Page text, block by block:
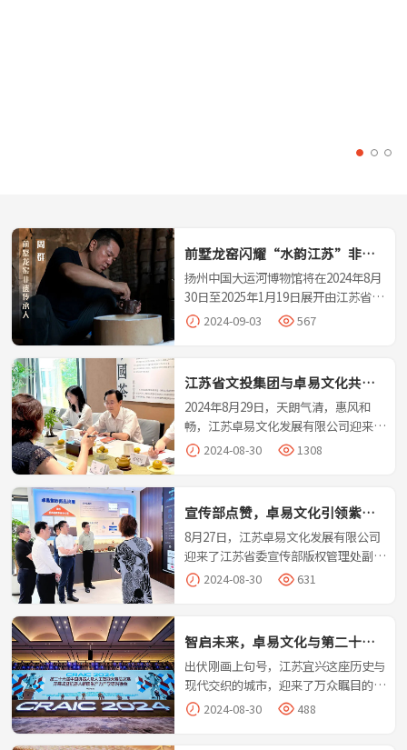
前墅龙窑闪耀“水韵江苏”非遗
季，千年窑火续新章
扬州中国大运河博物馆将在2024年8月
30日至2025年1月19日展开由江苏省文
化和旅游厅主办，扬州中国大运河博物
季活动，前墅龙窑将开展为期10天的非
遗盛宴。
2024-09-03 567
江苏省文投集团与卓易文化共绘
文化产业新蓝图
2024年8月29日，天朗气清，惠风和
畅，江苏卓易文化发展有限公司迎来了
省文投集团副总经理、党委委员兼省大
伟民的调研，卓易文化总经理王吉全程
接待。此次调研，不仅是对卓易文化日
常运营的深入考察，更是对其核心项目
如紫·砂易等投资成果的一次重要检
阅。作为卓易文化的重要投资方，江苏
仅体现了文投集团对卓易文化的高度关
注与信任，也预示着双方在未来将有更
多深层次、宽领域的合作机遇。
2024-08-30 1308
宣传部点赞，卓易文化引领紫砂
艺术绽放新魅力
8月27日，江苏卓易文化发展有限公司
迎来了江苏省委宣传部版权管理处副处
长，三级调研员袁学术；无锡市委宣传
部常务副部长蔡文煜一行；宜兴市委常
的访问。此次访问不仅是对卓易文化在
文化产业领域内辛勤耕耘与卓越成就的
认可，更为卓易文化未来的发展注入了
新的活力与灵感。在热情洋溢的氛围
中，袁学术副处长一行深入了解了卓易
2024-08-30 631
智启未来，卓易文化与第二十六
届机器人大赛总决赛共舞
出伏刚画上句号，江苏宜兴这座历史与
现代交织的城市，迎来了万众瞩目的第
二十六届中国机器人及人工智能大赛总
决赛开幕式暨机器人新质生产力产学研
2024-08-30 488